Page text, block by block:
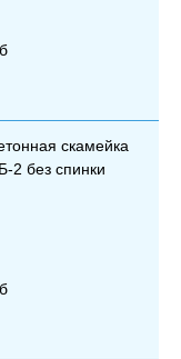
скамейка
без спинки